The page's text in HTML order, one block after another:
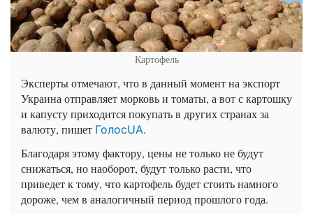
Картофель
Эксперты отмечают, что в данный момент на экспорт
Украина отправляет морковь и томаты, а вот с картошку
и капусту приходится покупать в других странах за
валюту, пишет ГолосUA.
Благодаря этому фактору, цены не только не будут
снижаться, но наоборот, будут только расти, что
приведет к тому, что картофель будет стоить намного
дороже, чем в аналогичный период прошлого года.